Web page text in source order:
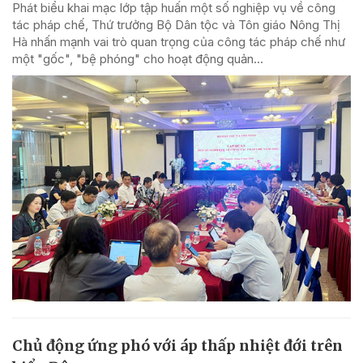
Phát biểu khai mạc lớp tập huấn một số nghiệp vụ về công
tác pháp chế, Thứ trưởng Bộ Dân tộc và Tôn giáo Nông Thị
Hà nhấn mạnh vai trò quan trọng của công tác pháp chế như
một "gốc", "bệ phóng" cho hoạt động quản...
Chủ động ứng phó với áp thấp nhiệt đới trên